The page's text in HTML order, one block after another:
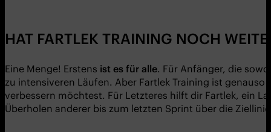
HAT FARTLEK TRAINING NOCH
Eine Menge! Erstens ist es für alle. Für Anfänger, die
zu intensiveren Läufen. Aber Fartlek Training ist
verbessern möchtest. Für Letzteres hilft dir Fartlek, ein
Überholen anderer bis zum letzten Sprint über die